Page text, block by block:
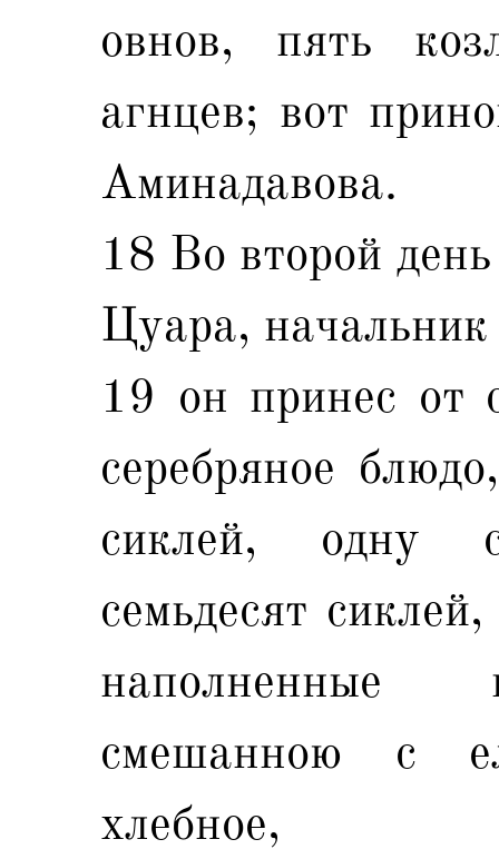
овнов, пять
агнцев; вот
Аминадавова.
18 Во второй
Цуара,
19 он принес от
серебряное
сиклей, одну
семьдесят
наполненные
смешанною с
хлебное,